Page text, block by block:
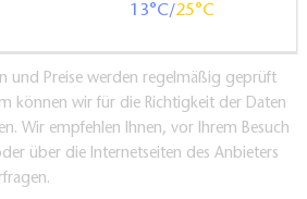
13 25
und Preise werden regelmäßig geprüft
können wir für die Richtigkeit der Daten
Wir empfehlen Ihnen, vor Ihrem Besuch
über die Internetseiten des Anbieters